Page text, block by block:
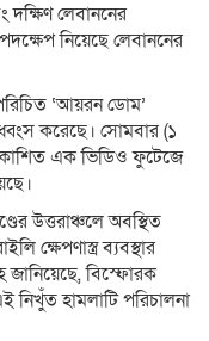
লেবাননের
নিয়েছে লেবাননের
‘আয়রন ডোম’
ধ্বংস করেছে। সোমবার (১
এক ভিডিও ফুটেজে
উত্তরাঞ্চলে অবস্থিত
ক্ষেপণাস্ত্র ব্যবস্থার
জানিয়েছে, বিস্ফোরক
নিখুঁত হামলাটি পরিচালনা